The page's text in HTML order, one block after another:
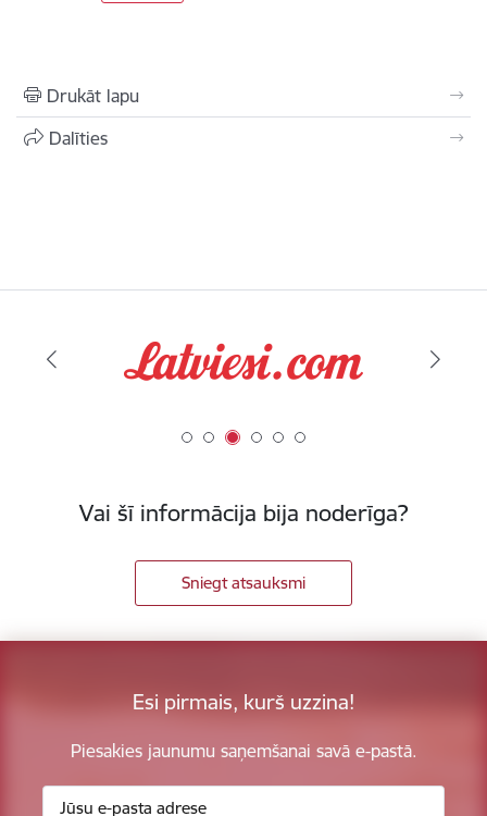
Drukāt lapu
Dalīties
Vai šī informācija bija noderīga?
Sniegt atsauksmi
Esi pirmais, kurš uzzina!
Piesakies jaunumu saņemšanai savā e-pastā.